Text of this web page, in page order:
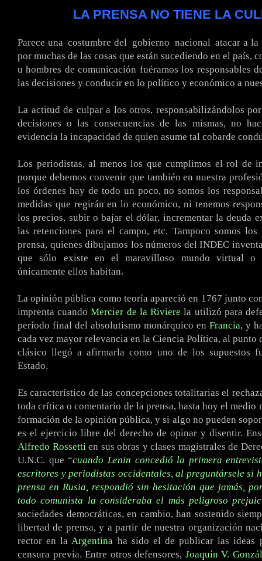
LA PRENSA NO TIENE LA
Parece una .costumbre del gobierno nacional .atacar a
por muchas de las cosas que están sucediendo en el país,
u hombres de comunicación fuéramos los responsables
las decisiones y conducir en lo político y económico a
La actitud de culpar a los otros, responsabilizándolos
decisiones o las consecuencias de las mismas, no
evidencia la incapacidad de quien asume tal cobarde
Los periodistas, al menos los que cumplimos el rol de
porque debemos convenir que también en nuestra
los órdenes hay de todo un poco, no somos los
medidas que regirán en lo económico, ni tenemos
los precios, subir o bajar el dólar, incrementar la deuda
las retenciones para el campo, etc. Tampoco somos
prensa, quienes dibujamos los números del INDEC
que sólo existe en el maravilloso mundo virtual o
únicamente ellos habitan.
La opinión pública como teoría apareció en 1767 junto
imprenta cuandoMercier de la Riviere la utilizó para
período final del absolutismo monárquico en Francia, y
cada vez mayor relevancia en la Ciencia Política, al punto
clásico llegó a afirmarla como uno de los supuestos
Estado.
Es característico de las concepciones totalitarias el
toda crítica o comentario de la prensa, hasta hoy el medio
formación de la opinión pública, y si algo no pueden
es el ejercicio libre del derecho de opinar y disentir.
Alfredo Rossettien sus obras y clases magistrales de
U.N.C. que “cuando Lenin concedió la primera
escritores y periodistas occidentales, al preguntársele si
prensa en Rusia, respondió sin hesitación que jamás,
todo comunista la consideraba el más peligroso
sociedades democráticas, en cambio, han sostenido
libertad de prensa, y a partir de nuestra organización
rector en laArgentina ha sido el de publicar las ideas
censura previa. Entre otros defensores, Joaquín V.